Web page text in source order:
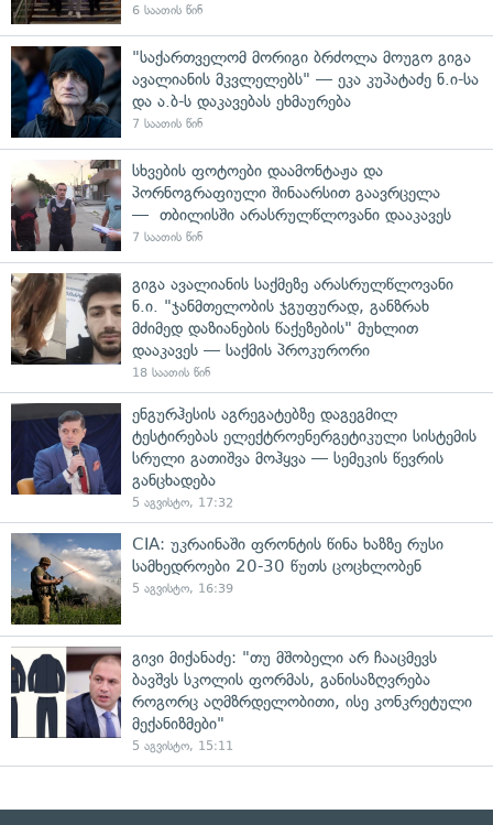
6 საათის წინ
"საქართველომ მორიგი ბრძოლა მოუგო გიგა
ავალიანის მკვლელებს" — ეკა კუპატაძე ნ.ი-სა
და ა.ბ-ს დაკავებას ეხმაურება
7 საათის წინ
სხვების ფოტოები დაამონტაჟა და
პორნოგრაფიული შინაარსით გაავრცელა
— თბილისში არასრულწლოვანი დააკავეს
7 საათის წინ
გიგა ავალიანის საქმეზე არასრულწლოვანი
ნ.ი. "ჯანმთელობის ჯგუფურად, განზრახ
მძიმედ დაზიანების წაქეზების" მუხლით
დააკავეს — საქმის პროკურორი
18 საათის წინ
ენგურჰესის აგრეგატებზე დაგეგმილ
ტესტირებას ელექტროენერგეტიკული სისტემის
სრული გათიშვა მოჰყვა — სემეკის წევრის
განცხადება
5 აგვისტო, 17:32
CIA: უკრაინაში ფრონტის წინა ხაზზე რუსი
სამხედროები 20-30 წუთს ცოცხლობენ
5 აგვისტო, 16:39
გივი მიქანაძე: "თუ მშობელი არ ჩააცმევს
ბავშვს სკოლის ფორმას, განისაზღვრება
როგორც აღმზრდელობითი, ისე კონკრეტული
მექანიზმები"
5 აგვისტო, 15:11